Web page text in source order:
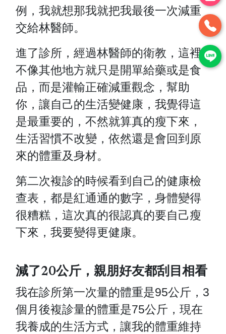
例，我就想那我就把我最後一次減重
交給林醫師。
進了診所，經過林醫師的衛教，這裡
不像其他地方就只是開單給藥或是食
品，而是灌輸正確減重觀念，幫助
你，讓自己的生活變健康，我覺得這
是最重要的，不然就算真的瘦下來，
生活習慣不改變，依然還是會回到原
來的體重及身材。
第二次複診的時候看到自己的健康檢
查表，都是紅通通的數字，身體變得
很糟糕，這次真的很認真的要自己瘦
下來，我要變得更健康。
減了20公斤，親朋好友都刮目相看
我在診所第一次量的體重是95公斤，3
個月後複診量的體重是75公斤，現在
我養成的生活方式，讓我的體重維持